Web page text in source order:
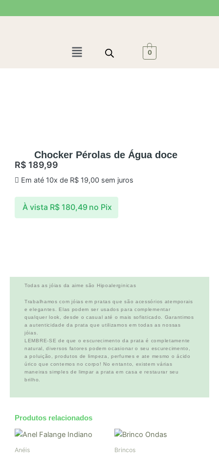
para
Menu 0
Chocker Pérolas de Água doce
R$ 189,99
Em até 10x de R$19,00sem juros
À vista R$180,49 no Pix
Todas as jóias da aime são Hipoalerginicas
Trabalhamos com jóias em pratas que são acessórios atemporais
e elegantes. Elas podem ser usados para complementar
qualquer look, desde o casual até o mais sofisticado. Garantimos
a autenticidade da prata que utilizamos em todas as nossas
jóias.
LEMBRE-SE de que o escurecimento da prata é completamente
natural, diversos fatores podem ocasionar o seu escurecimento,
a poluição, produtos de limpeza, perfumes e ate mesmo o ácido
úrico que contemos no corpo! No entanto, existem várias
maneiras simples de limpar a prata em casa e restaurar seu
brilho.
Produtos relacionados
Anéis Brincos